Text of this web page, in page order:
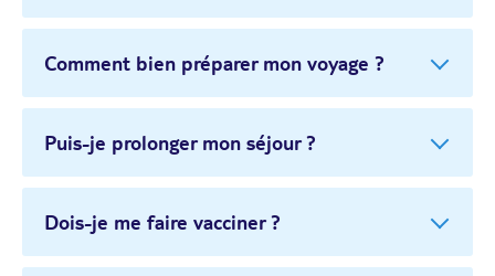
Comment bien préparer mon voyage ?
Puis-je prolonger mon séjour ?
Dois-je me faire vacciner ?